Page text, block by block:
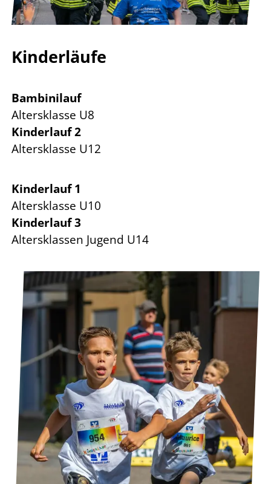
Kinderläufe
Bambinilauf
Altersklasse U8
Kinderlauf 2
Altersklasse U12
Kinderlauf 1
Altersklasse U10
Kinderlauf 3
Altersklassen Jugend U14